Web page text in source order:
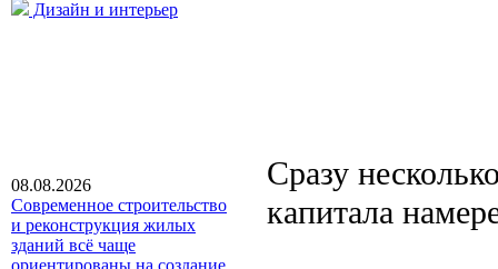
Дизайн и интерьер
08.08.2026
Современное строительство
и реконструкция жилых
зданий всё чаще
ориентированы на создание
Сразу
капитала